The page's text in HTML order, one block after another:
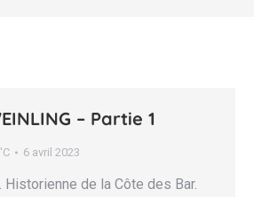
– Partie 1
6 avril 2023
Historienne de la Côte des Bar.